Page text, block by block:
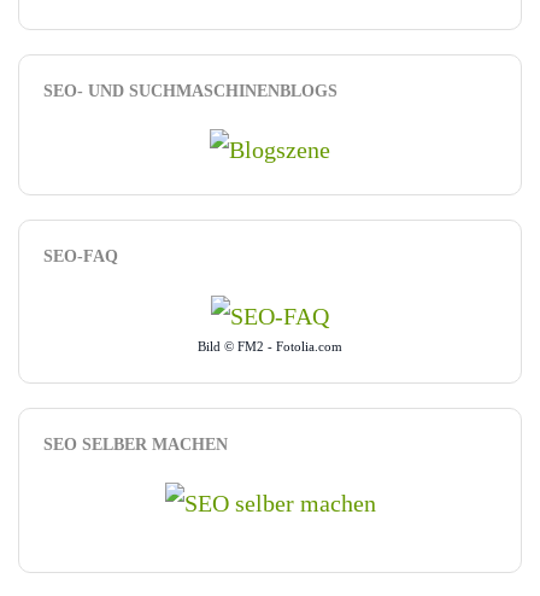
SEO- UND SUCHMASCHINENBLOGS
SEO-FAQ
Bild © FM2 - Fotolia.com
SEO SELBER MACHEN